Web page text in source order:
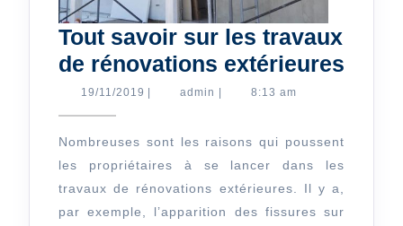
Tout savoir sur les travaux
de rénovations extérieures
19/11/2019 19/11/2019
| admin admin
| 8:13 am
Nombreuses sont les raisons qui poussent
les propriétaires à se lancer dans les
travaux de rénovations extérieures. Il y a,
par exemple, l’apparition des fissures sur